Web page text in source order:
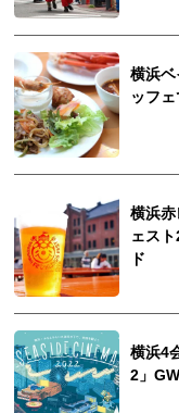
横浜
ッフ
横浜
ェス
ド
横浜4
2」